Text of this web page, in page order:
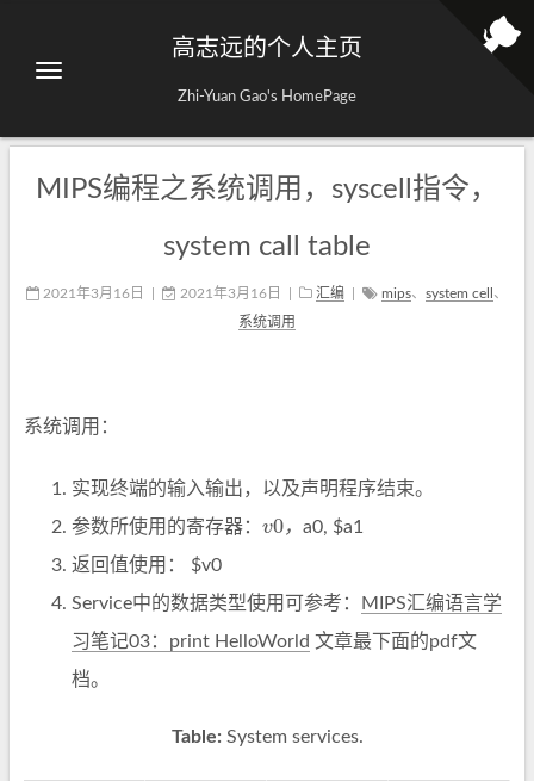
高志远的个人主页
Zhi-Yuan Gao's HomePage
MIPS编程之系统调用，syscell指令，
system call table
2021年3月16日 2021年3月16日 汇编 mips、 system cell 、
系统调用
系统调用：
实现终端的输入输出，以及声明程序结束。
参数所使用的寄存器：
，
0
，
a0, $a1
返回值使用： $v0
Service中的数据类型使用可参考：
MIPS汇编语言学
习笔记03：print HelloWorld 文章最下面的pdf文
档。
Table: System services.